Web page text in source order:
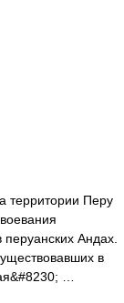
территории Перу
Андах.
в
…